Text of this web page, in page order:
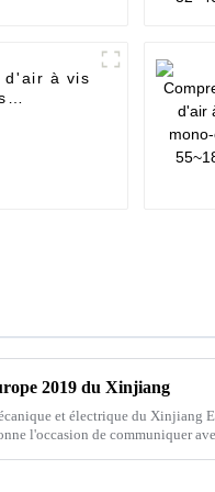
d'air à vis
2019 du Xinjiang
et électrique du Xinjiang
l'occasion de communiquer